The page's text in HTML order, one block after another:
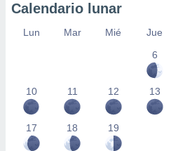
Calendario lunar
Lun Mar Mié Jue
6
10 11 12 13
17 18 19